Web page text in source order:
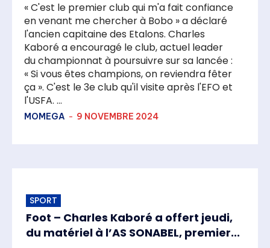
« C'est le premier club qui m'a fait confiance
en venant me chercher à Bobo » a déclaré
l'ancien capitaine des Etalons. Charles
Kaboré a encouragé le club, actuel leader
du championnat à poursuivre sur sa lancée :
« Si vous êtes champions, on reviendra fêter
ça ». C'est le 3e club qu'il visite après l'EFO et
l'USFA. ...
MOMEGA - 9 NOVEMBRE 2024
SPORT
Foot – Charles Kaboré a offert jeudi,
du matériel à l’AS SONABEL, premier...